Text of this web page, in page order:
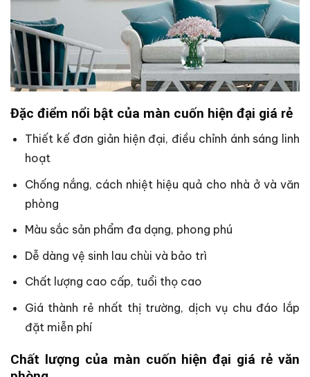
Đặc điểm nổi bật của màn cuốn hiện đại giá rẻ
Thiết kế đơn giản hiện đại, điều chỉnh ánh sáng linh
hoạt
Chống nắng, cách nhiệt hiệu quả cho nhà ở và văn
phòng
Màu sắc sản phẩm đa dạng, phong phú
Dễ dàng vệ sinh lau chùi và bảo trì
Chất lượng cao cấp, tuổi thọ cao
Giá thành rẻ nhất thị trường, dịch vụ chu đáo lắp
đặt miễn phí
Chất lượng của màn cuốn hiện đại giá rẻ văn